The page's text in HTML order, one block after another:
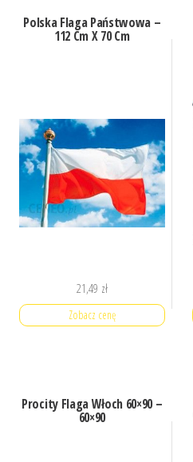
Polska Flaga Państwowa –
112 Cm X 70 Cm
21,49 zł
Zobacz cenę
Procity Flaga Włoch 60×90 –
60×90